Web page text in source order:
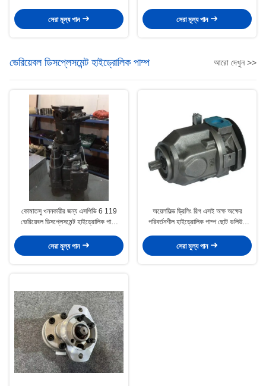
সেরা মূল্য পান
সেরা মূল্য পান
ভেরিয়েবল ডিসপ্লেসমেন্ট হাইড্রোলিক পাম্প আরো দেখুন >>
কোমাতসু খননকারীর জন্য এসপিভি 6 119
ভেরিয়েবল ডিসপ্লেসমেন্ট হাইড্রোলিক পাম্প
সেরা মূল্য পান
অয়েলফিল্ড ড্রিলিং রিগ এসই অক্ষ অক্ষের
পরিবর্তনশীল হাইড্রোলিক পাম্প ছোট ভলিউম
সেরা মূল্য পান